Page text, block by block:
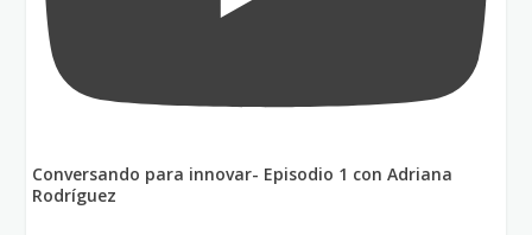
Conversando para innovar- Episodio 1 con Adriana
Rodríguez